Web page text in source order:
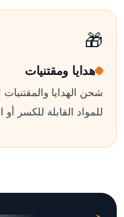
🎁
هدايا ومقتنيات
شحن الهدايا والمقتنيات
للمواد القابلة للكسر